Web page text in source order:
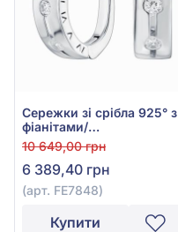
Сережки зі срібла 925° з
фіанітами/
куб.цирконієм, арт.
FE7848
10 649,00 грн
6 389,40 грн
(арт. FE7848)
Купити